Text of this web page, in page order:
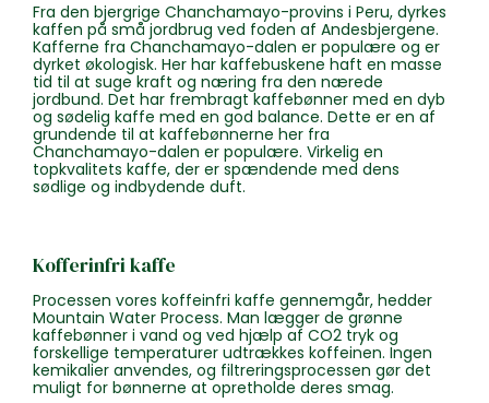
Fra den bjergrige Chanchamayo-provins i Peru, dyrkes
kaffen på små jordbrug ved foden af Andesbjergene.
Kafferne fra Chanchamayo-dalen er populære og er
dyrket økologisk. Her har kaffebuskene haft en masse
tid til at suge kraft og næring fra den nærede
jordbund. Det har frembragt kaffebønner med en dyb
og sødelig kaffe med en god balance. Dette er en af
grundende til at kaffebønnerne her fra
Chanchamayo-dalen er populære. Virkelig en
topkvalitets kaffe, der er spændende med dens
sødlige og indbydende duft.
Kofferinfri kaffe
Processen vores koffeinfri kaffe gennemgår, hedder
Mountain Water Process. Man lægger de grønne
kaffebønner i vand og ved hjælp af CO2 tryk og
forskellige temperaturer udtrækkes koffeinen. Ingen
kemikalier anvendes, og filtreringsprocessen gør det
muligt for bønnerne at opretholde deres smag.